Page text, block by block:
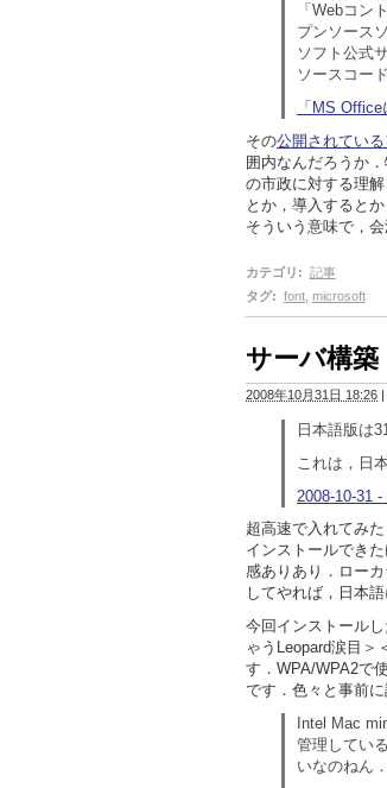
「Webコン
プンソース
ソフト公式
ソースコー
「MS
その公開されてい
囲内なんだろうか
の市政に対する理
とか，導入すると
そういう意味で，
カテゴリ : 記事
タグ: font, microsoft
サーバ構築
2008年10月31日 18:26 |
日本語版は
これは，日
2008-10-31
超高速で入れてみ
インストールでき
感ありあり．ロー
してやれば，日本
今回インストール
ゃうLeopard涙目＞
す．WPA/WPA2で
です．色々と事前
Intel Mac
管理してい
いなのねん．